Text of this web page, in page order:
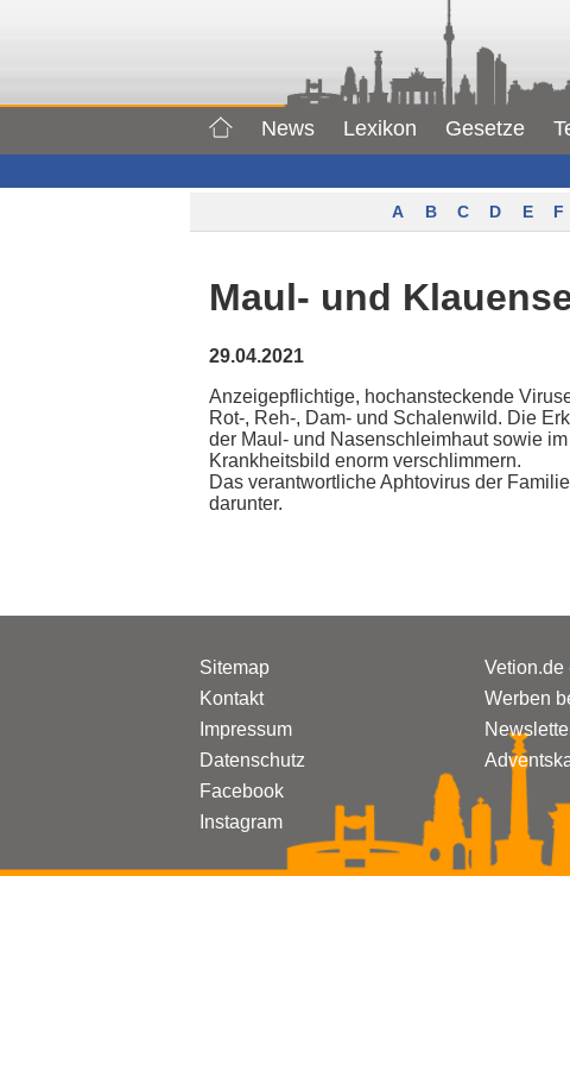
News Lexikon Gesetze
A B C D E F
Maul- und
29.04.2021
Anzeigepflichtige, hochansteckende
Rot-, Reh-, Dam- und Schalenwild. Die
der Maul- und Nasenschleimhaut sowie
Krankheitsbild enorm verschlimmern.
Das verantwortliche Aphtovirus der
darunter.
Sitemap
Kontakt
Impressum
Datenschutz
Facebook
Instagram
Vetion.de
Werben